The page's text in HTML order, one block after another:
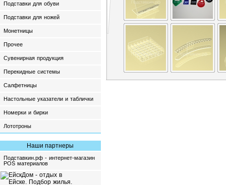
Подставки для обуви
Подставки для ножей
Монетницы
Прочее
Сувенирная продукция
Перекидные системы
Салфетницы
Настольные указатели и таблички
Номерки и бирки
Лототроны
Наши партнеры
Подставкин.рф - интернет-магазин
POS материалов